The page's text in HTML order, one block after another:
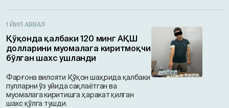
1 ЙИЛ АВВАЛ
Қўқонда қалбаки 120 минг АҚШ
долларини муомалага киритмоқчи
бўлган шахс ушланди
Фарғона вилояти Қўқон шаҳрида қалбаки
пулларни ўз уйида сақлаётган ва
муомалага киритишга ҳаракат қилган
шахс қўлга тушди.